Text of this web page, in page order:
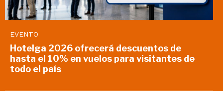
EVENTO
Hotelga 2026 ofrecerá descuentos de
hasta el 10% en vuelos para visitantes de
todo el país